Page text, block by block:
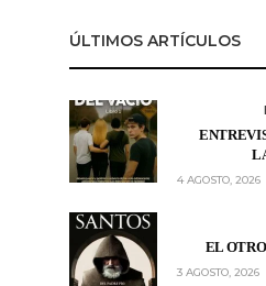
ÚLTIMOS ARTÍCULOS
4 AGOSTO, 2026
EL
3 AGOSTO, 2026